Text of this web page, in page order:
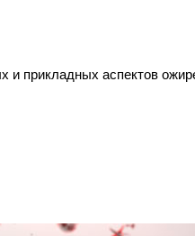
и прикладных аспектов